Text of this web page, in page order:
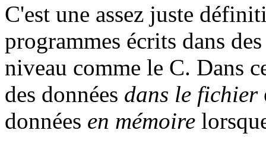
C'est une assez juste
programmes écrits dans
niveau comme le C. Dans
des données dans le fichier
données en mémoire